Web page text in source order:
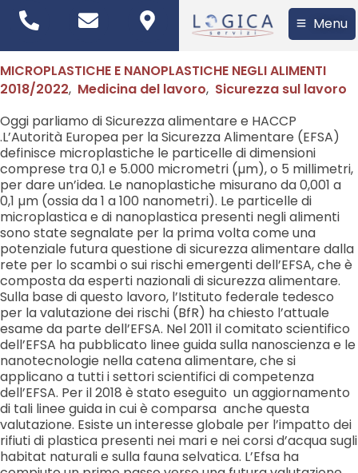
Menu
MICROPLASTICHE E NANOPLASTICHE NEGLI ALIMENTI
2018/2022, Medicina del lavoro, Sicurezza sul lavoro
Oggi parliamo di Sicurezza alimentare e HACCP
.L’Autorità Europea per la Sicurezza Alimentare (EFSA)
definisce microplastiche le particelle di dimensioni
comprese tra 0,1 e 5.000 micrometri (µm), o 5 millimetri,
per dare un’idea. Le nanoplastiche misurano da 0,001 a
0,1 µm (ossia da 1 a 100 nanometri). Le particelle di
microplastica e di nanoplastica presenti negli alimenti
sono state segnalate per la prima volta come una
potenziale futura questione di sicurezza alimentare dalla
rete per lo scambi o sui rischi emergenti dell’EFSA, che è
composta da esperti nazionali di sicurezza alimentare.
Sulla base di questo lavoro, l’Istituto federale tedesco
per la valutazione dei rischi (BfR) ha chiesto l’attuale
esame da parte dell’EFSA. Nel 2011 il comitato scientifico
dell’EFSA ha pubblicato linee guida sulla nanoscienza e le
nanotecnologie nella catena alimentare, che si
applicano a tutti i settori scientifici di competenza
dell’EFSA. Per il 2018 è stato eseguito un aggiornamento
di tali linee guida in cui è comparsa anche questa
valutazione. Esiste un interesse globale per l’impatto dei
rifiuti di plastica presenti nei mari e nei corsi d’acqua sugli
habitat naturali e sulla fauna selvatica. L’Efsa ha